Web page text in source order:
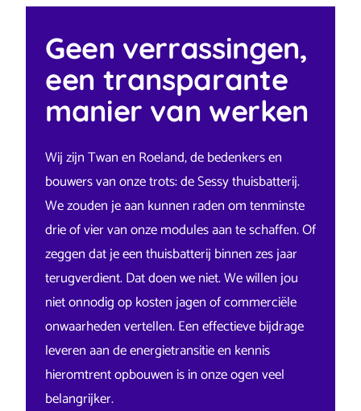
Geen verrassingen,
een transparante
manier van werken
Wij zijn Twan en Roeland, de bedenkers en
bouwers van onze trots: de Sessy thuisbatterij.
We zouden je aan kunnen raden om tenminste
drie of vier van onze modules aan te schaffen. Of
zeggen dat je een thuisbatterij binnen zes jaar
terugverdient. Dat doen we niet. We willen jou
niet onnodig op kosten jagen of commerciële
onwaarheden vertellen. Een effectieve bijdrage
leveren aan de energietransitie en kennis
hieromtrent opbouwen is in onze ogen veel
belangrijker.